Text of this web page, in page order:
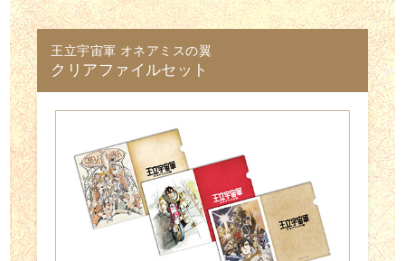
王立宇宙軍 オネアミスの翼
クリアファイルセット